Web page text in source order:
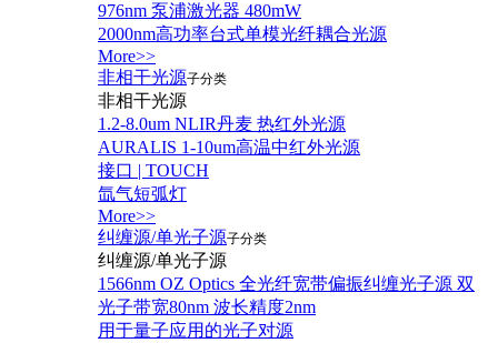
976nm 泵浦激光器 480mW
2000nm高功率台式单模光纤耦合光源
More>>
非相干光源子分类
非相干光源
1.2-8.0um NLIR丹麦 热红外光源
AURALIS 1-10um高温中红外光源
接口 | TOUCH
氙气短弧灯
More>>
纠缠源/单光子源子分类
纠缠源/单光子源
1566nm OZ Optics 全光纤宽带偏振纠缠光子源 双
光子带宽80nm 波长精度2nm
用于量子应用的光子对源